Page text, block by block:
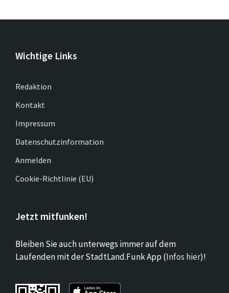
Wichtige Links
Redaktion
Kontakt
Impressum
Datenschutzinformation
Anmelden
Cookie-Richtlinie (EU)
Jetzt mitfunken!
Bleiben Sie auch unterwegs immer auf dem
Laufenden mit der StadtLand.Funk App (Infos hier)!